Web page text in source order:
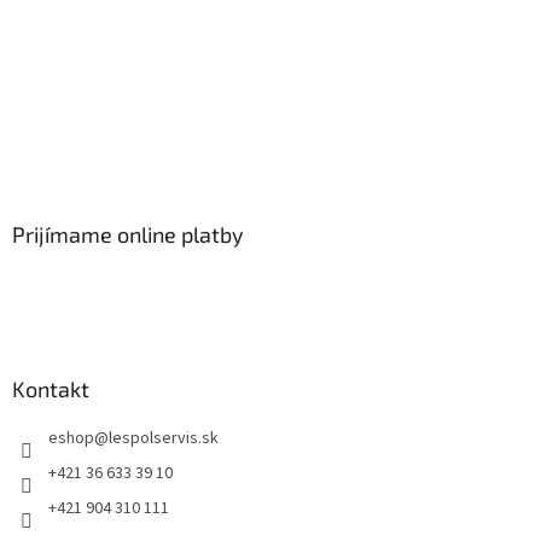
Prijímame online platby
Kontakt
eshop@lespolservis.sk
+421 36 633 39 10
+421 904 310 111